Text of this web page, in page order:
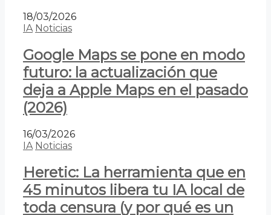
18/03/2026
IA Noticias
Google Maps se pone en modo
futuro: la actualización que
deja a Apple Maps en el pasado
(2026)
16/03/2026
IA Noticias
Heretic: La herramienta que en
45 minutos libera tu IA local de
toda censura (y por qué es un